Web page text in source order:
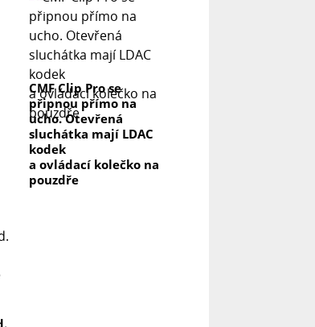
CMF Clip Pro se
připnou přímo na
ucho. Otevřená
sluchátka mají LDAC
kodek
a ovládací kolečko na
pouzdře